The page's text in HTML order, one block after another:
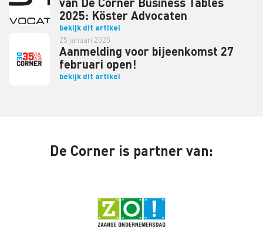
2025: Köster Advocaten
bekijk dit artikel
25 januari 2025
Aanmelding voor bijeenkomst 27
februari open!
bekijk dit artikel
De Corner is partner van: